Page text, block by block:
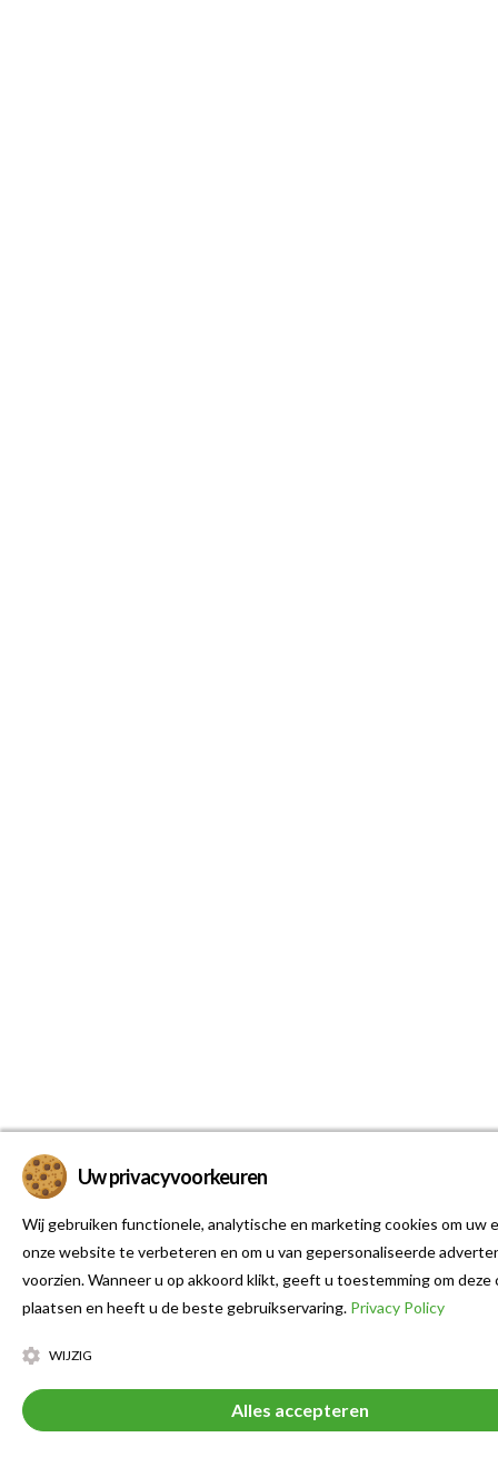
Uw privacyvoorkeuren
Wij gebruiken functionele, analytische en marketing cookies om uw
onze website te verbeteren en om u van gepersonaliseerde
voorzien. Wanneer u op akkoord klikt, geeft u toestemming om deze
plaatsen en heeft u de beste gebruikservaring. Privacy Policy
WIJZIG
Alles accepteren